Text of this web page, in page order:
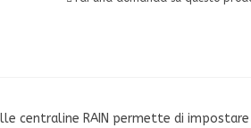
centraline RAIN permette di